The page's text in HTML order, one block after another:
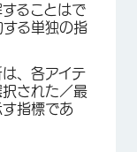
ることはで
る単独の指
、各アイテ
された／最
指標であ